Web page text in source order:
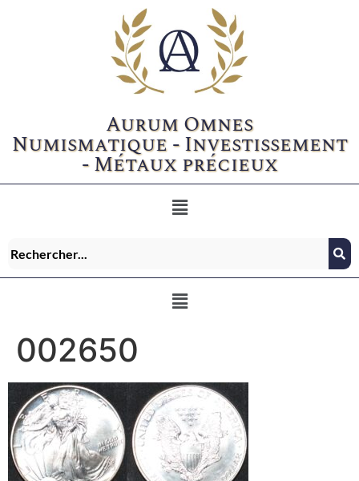
Aurum Omnes
Numismatique - Investissement
- Métaux précieux
002650